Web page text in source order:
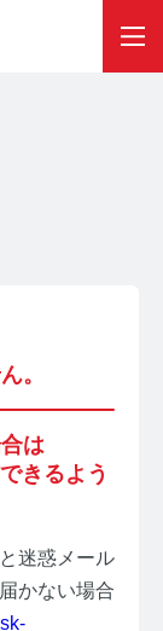
。
は
きるよう
迷惑メール
かない場合